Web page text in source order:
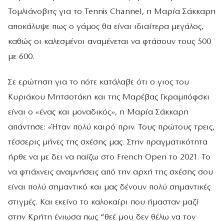
Τομλιάνοβιτς για το Tennis Channel, η Μαρία Σάκκαρη
αποκάλυψε πως ο γάμος θα είναι ιδιαίτερα μεγάλος,
καθώς οι καλεσμένοι αναμένεται να φτάσουν τους 500
με 600.
Σε ερώτηση για το πότε κατάλαβε ότι ο γιος του
Κυριάκου Μητσοτάκη και της Μαρέβας Γκραμπόφσκι
είναι ο «ένας και μοναδικός», η Μαρία Σάκκαρη
απάντησε: «Ήταν πολύ καιρό πριν. Τους πρώτους τρεις,
τέσσερις μήνες της σχέσης μας. Στην πραγματικότητα
ήρθε να με δει να παίζω στο French Open το 2021. Το
να φτιάχνεις αναμνήσεις από την αρχή της σχέσης σου
είναι πολύ σημαντικό και μας δένουν πολύ σημαντικές
στιγμές. Και εκείνο το καλοκαίρι που ήμασταν μαζί
στην Κρήτη ένιωσα πως “θεέ μου δεν θέλω να τον